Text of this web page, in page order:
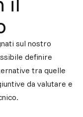
sul nostro
definire
tra quelle
da valutare e